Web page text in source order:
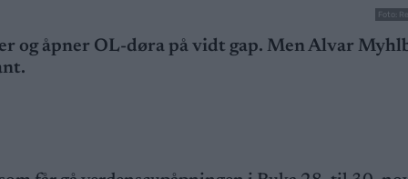
Foto:
og åpner OL-døra på vidt gap. Men Alvar